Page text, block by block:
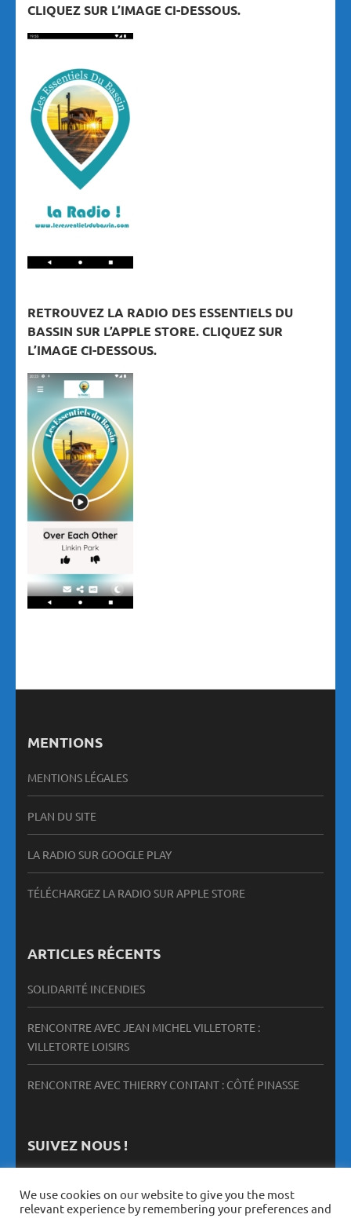
CLIQUEZ SUR L’IMAGE CI-DESSOUS.
RETROUVEZ LA RADIO DES ESSENTIELS DU
BASSIN SUR L’APPLE STORE. CLIQUEZ SUR
L’IMAGE CI-DESSOUS.
MENTIONS
MENTIONS LÉGALES
PLAN DU SITE
LA RADIO SUR GOOGLE PLAY
TÉLÉCHARGEZ LA RADIO SUR APPLE STORE
ARTICLES RÉCENTS
SOLIDARITÉ INCENDIES
RENCONTRE AVEC JEAN MICHEL VILLETORTE :
VILLETORTE LOISIRS
RENCONTRE AVEC THIERRY CONTANT : CÔTÉ PINASSE
SUIVEZ NOUS !
We use cookies on our website to give you the most
relevant experience by remembering your preferences and